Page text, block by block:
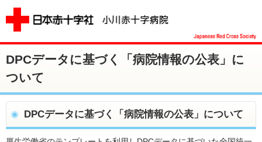
DPCデータに基づく「病院情報の公表」に
ついて
DPCデータに基づく「病院情報の公表」について